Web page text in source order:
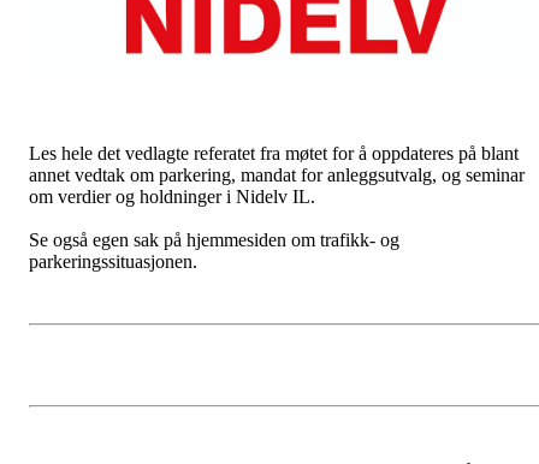
Les hele det vedlagte referatet fra møtet for å oppdateres på blant
annet vedtak om parkering, mandat for anleggsutvalg, og seminar
om verdier og holdninger i Nidelv IL.
Se også egen sak på hjemmesiden om trafikk- og
parkeringssituasjonen.